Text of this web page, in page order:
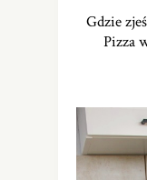
Gdzie
Pizza